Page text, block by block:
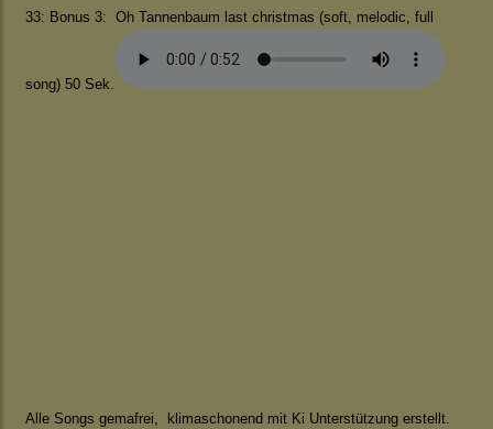
33: Bonus 3: Oh Tannenbaum last christmas (soft, melodic, full
song) 50 Sek.
Alle Songs gemafrei, klimaschonend mit Ki Unterstützung erstellt.